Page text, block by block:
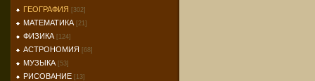
ГЕОГРАФИЯ [302]
МАТЕМАТИКА [21]
ФИЗИКА [124]
АСТРОНОМИЯ [68]
МУЗЫКА [53]
РИСОВАНИЕ [13]